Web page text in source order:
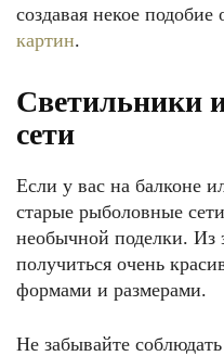
создавая некое
картин.
Светильники
сети
Если у вас на балконе
старые рыболовные
необычной поделки. Из
получиться очень
формами и размерами.
Не забывайте